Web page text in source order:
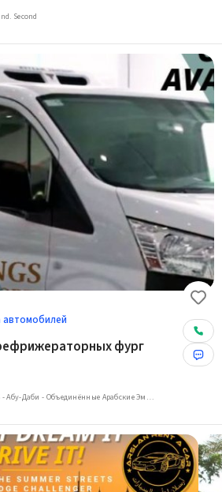
Second
автомобилей
фург
а25 16-я ул. - Мусаффа - М35 - Абу-Даби - Объединённые Арабские Эмираты